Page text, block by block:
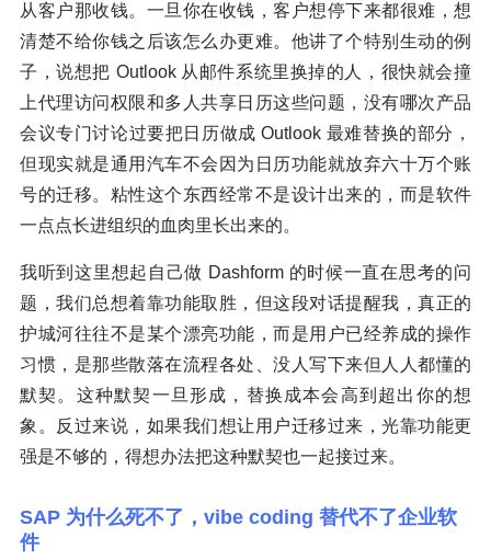
从客户那收钱。一旦你在收钱，客户想停下来都很难，想
清楚不给你钱之后该怎么办更难。他讲了个特别生动的例
子，说想把 Outlook 从邮件系统里换掉的人，很快就会撞
上代理访问权限和多人共享日历这些问题，没有哪次产品
会议专门讨论过要把日历做成 Outlook 最难替换的部分，
但现实就是通用汽车不会因为日历功能就放弃六十万个账
号的迁移。粘性这个东西经常不是设计出来的，而是软件
一点点长进组织的血肉里长出来的。
我听到这里想起自己做 Dashform 的时候一直在思考的问
题，我们总想着靠功能取胜，但这段对话提醒我，真正的
护城河往往不是某个漂亮功能，而是用户已经养成的操作
习惯，是那些散落在流程各处、没人写下来但人人都懂的
默契。这种默契一旦形成，替换成本会高到超出你的想
象。反过来说，如果我们想让用户迁移过来，光靠功能更
强是不够的，得想办法把这种默契也一起接过来。
SAP 为什么死不了，vibe coding 替代不了企业软
件